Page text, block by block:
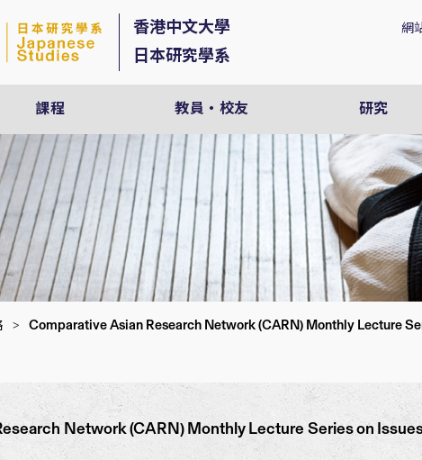
網
香港中文大學
日本研究學系
課程 教員・校友 研究
>
Comparative Asian Research Network (CARN) Monthly Lecture
Network (CARN) Monthly Lecture Series on